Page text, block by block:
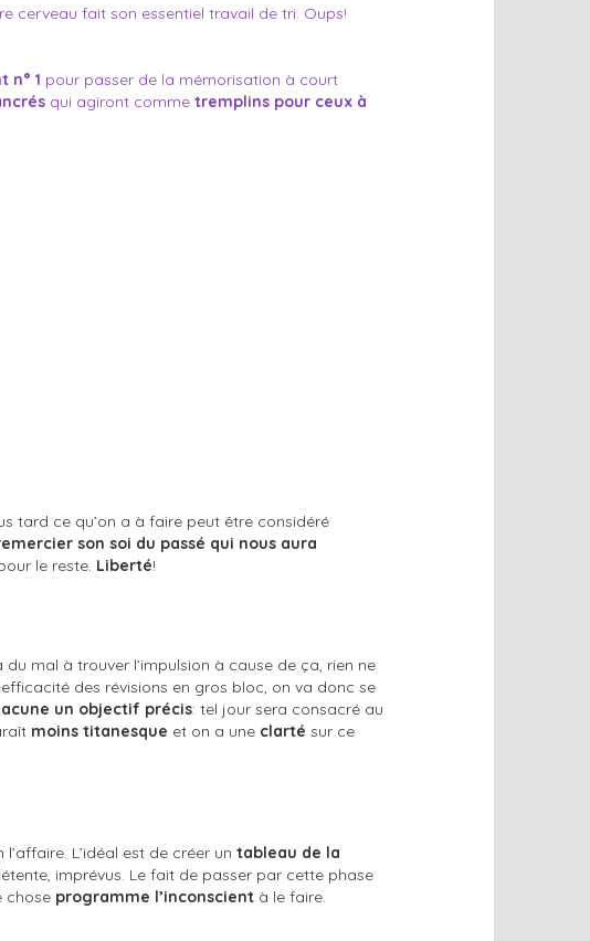
cerveau fait son essentiel travail de tri. Oups!
n° 1 pour passer de la mémorisation à court
qui agiront comme tremplins pour ceux à
tard ce qu’on a à faire peut être considéré
son soi du passé qui nous aura
le reste. Liberté!
mal à trouver l’impulsion à cause de ça, rien ne
des révisions en gros bloc, on va donc se
un objectif précis: tel jour sera consacré au
moins titanesque et on a une clarté sur ce
L’idéal est de créer un tableau de la
imprévus. Le fait de passer par cette phase
chose programme l’inconscient à le faire.